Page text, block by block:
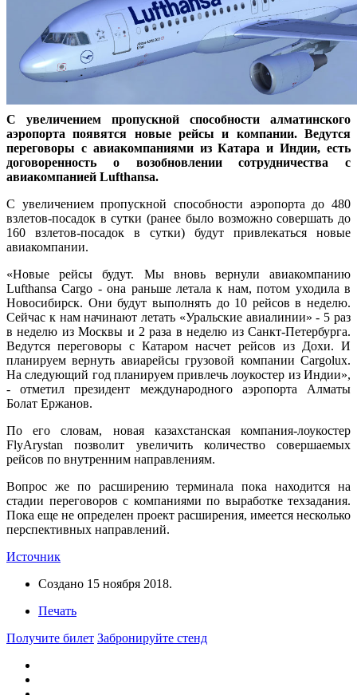
С увеличением пропускной способности алматинского
аэропорта появятся новые рейсы и компании. Ведутся
переговоры с авиакомпаниями из Катара и Индии, есть
договоренность о возобновлении сотрудничества с
авиакомпанией Lufthansa.
С увеличением пропускной способности аэропорта до 480
взлетов-посадок в сутки (ранее было возможно совершать до
160 взлетов-посадок в сутки) будут привлекаться новые
авиакомпании.
«Новые рейсы будут. Мы вновь вернули авиакомпанию
Lufthansa Cargo - она раньше летала к нам, потом уходила в
Новосибирск. Они будут выполнять до 10 рейсов в неделю.
Сейчас к нам начинают летать «Уральские авиалинии» - 5 раз
в неделю из Москвы и 2 раза в неделю из Санкт-Петербурга.
Ведутся переговоры с Катаром насчет рейсов из Дохи. И
планируем вернуть авиарейсы грузовой компании Cargolux.
На следующий год планируем привлечь лоукостер из Индии»,
- отметил президент международного аэропорта Алматы
Болат Ержанов.
По его словам, новая казахстанская компания-лоукостер
FlyArystan позволит увеличить количество совершаемых
рейсов по внутренним направлениям.
Вопрос же по расширению терминала пока находится на
стадии переговоров с компаниями по выработке техзадания.
Пока еще не определен проект расширения, имеется несколько
перспективных направлений.
Источник
Создано 15 ноября 2018.
Печать
Получите билет Забронируйте стенд